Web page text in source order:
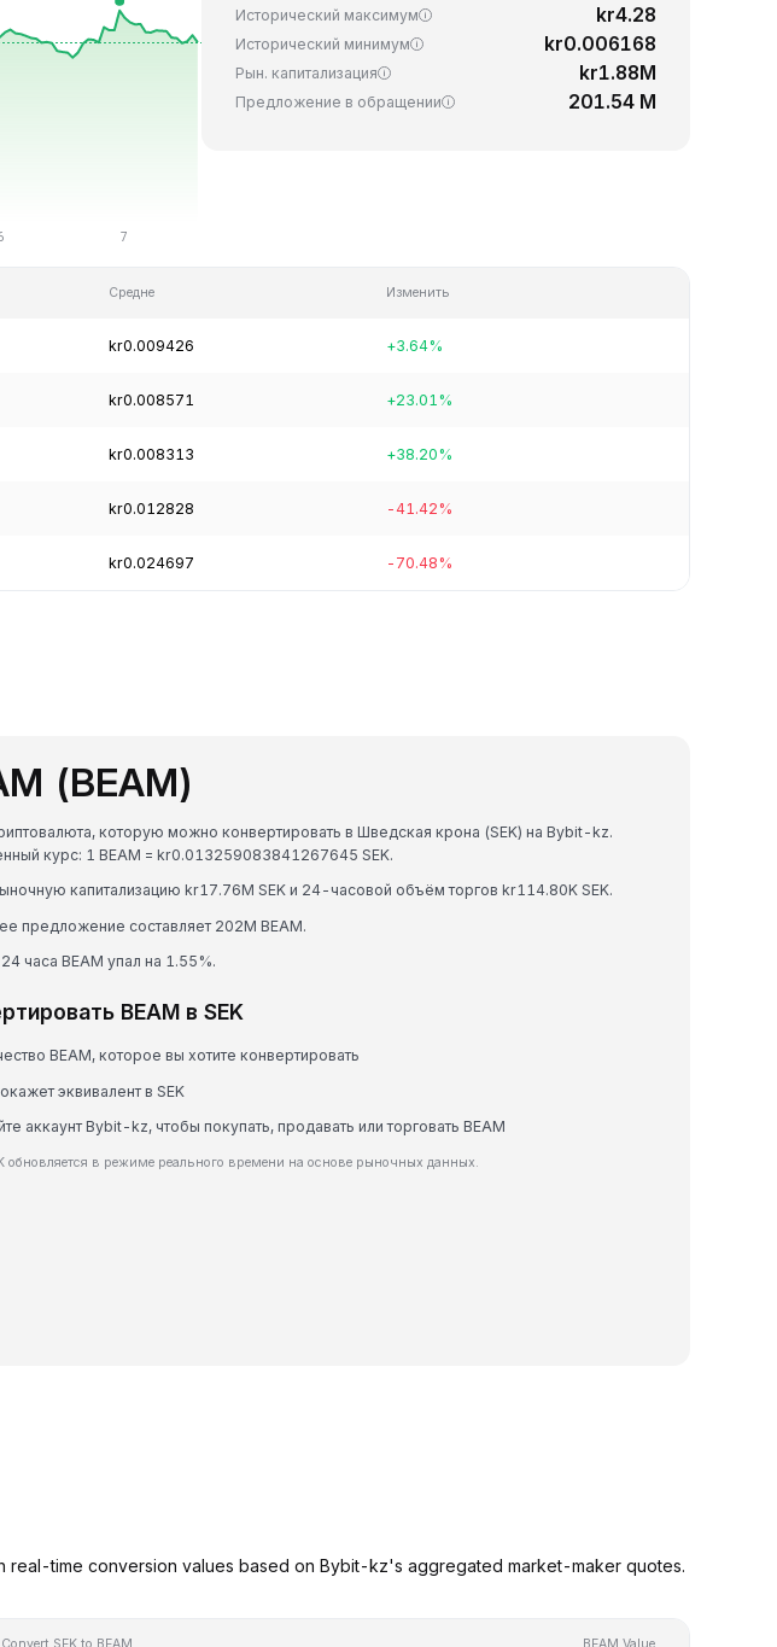
Исторический максимум kr4.28
Исторический минимум kr0.006168
Рын. капитализация kr1.88M
Предложение в обращении 201.54 M
Средне Изменить
kr0.009426 +3.64%
kr0.008571 +23.01%
kr0.008313 +38.20%
kr0.012828 -41.42%
kr0.024697 -70.48%
(BEAM)
которую можно конвертировать в Шведская крона (SEK) на Bybit-kz.
курс: 1 BEAM = kr0.013259083841267645 SEK.
капитализацию kr17.76M SEK и 24-часовой объём торгов kr114.80K SEK.
предложение составляет 202M BEAM.
часа BEAM упал на 1.55%.
BEAM в SEK
BEAM, которое вы хотите конвертировать
эквивалент в SEK
аккаунт Bybit-kz, чтобы покупать, продавать или торговать BEAM
обновляется в режиме реального времени на основе рыночных данных.
real-time conversion values based on Bybit-kz's aggregated market-maker quotes.
Convert SEK to BEAM BEAM Value